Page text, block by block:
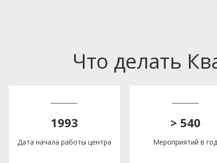
Что делать
1993
Дата начала работы центра
> 540
Мероприятий в год